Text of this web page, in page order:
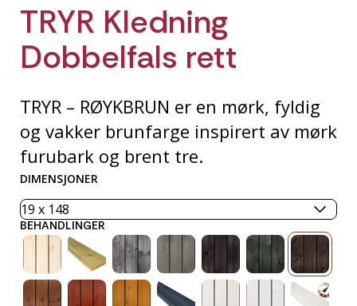
TRYR Kledning
Dobbelfals rett
TRYR – RØYKBRUN er en mørk, fyldig
og vakker brunfarge inspirert av mørk
furubark og brent tre.
DIMENSJONER
BEHANDLINGER